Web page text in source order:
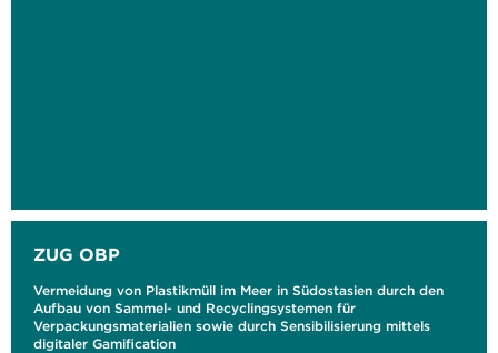
ZUG OBP
Vermeidung von Plastikmüll im Meer in Südostasien durch den
Aufbau von Sammel- und Recyclingsystemen für
Verpackungsmaterialien sowie durch Sensibilisierung mittels
digitaler Gamification